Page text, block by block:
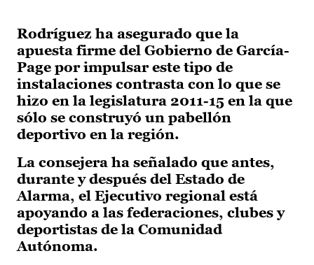
Rodríguez ha asegurado que la
apuesta firme del Gobierno de García-
Page por impulsar este tipo de
instalaciones contrasta con lo que se
hizo en la legislatura 2011-15 en la que
sólo se construyó un pabellón
deportivo en la región.
La consejera ha señalado que antes,
durante y después del Estado de
Alarma, el Ejecutivo regional está
apoyando a las federaciones, clubes y
deportistas de la Comunidad
Autónoma.